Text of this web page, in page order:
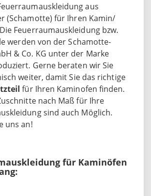
aus
(Schamotte) für Ihren Kamin/
Feuerraumauskleidung bzw.
werden von der Schamotte-
& Co. KG unter der Marke
Gerne beraten wir Sie
weiter, damit Sie das richtige
für Ihren Kaminofen finden.
nach Maß für Ihre
sind auch Möglich.
uns an!
für Kaminöfen